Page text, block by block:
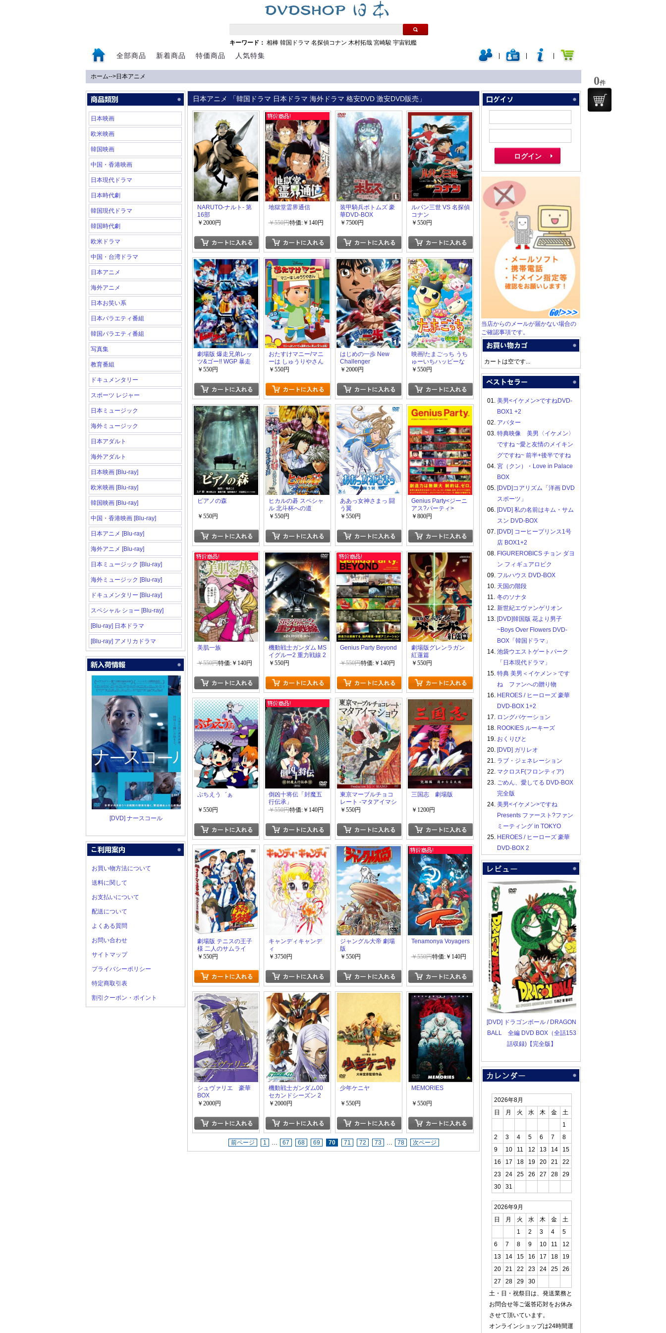
キーワード： 相棒 韓国ドラマ 名探偵コナン 木村拓哉 宮崎駿 宇宙戦艦
全部商品 新着商品 特価商品 人気特集
ホーム-->日本アニメ
日本映画
欧米映画
韓国映画
中国・香港映画
日本現代ドラマ
日本時代劇
韓国現代ドラマ
韓国時代劇
欧米ドラマ
中国・台湾ドラマ
日本アニメ
海外アニメ
日本お笑い系
日本バラエティ番組
韓国バラエティ番組
写真集
教育番組
ドキュメンタリー
スポーツ レジャー
日本ミュージック
海外ミュージック
日本アダルト
海外アダルト
日本映画 [Blu-ray]
欧米映画 [Blu-ray]
韓国映画 [Blu-ray]
中国・香港映画 [Blu-ray]
日本アニメ [Blu-ray]
海外アニメ [Blu-ray]
日本ミュージック [Blu-ray]
海外ミュージック [Blu-ray]
ドキュメンタリー [Blu-ray]
スペシャル ショー [Blu-ray]
[Blu-ray] 日本ドラマ
[Blu-ray] アメリカドラマ
[DVD] ナースコール
お買い物方法について
送料に関して
お支払いについて
配送について
よくある質問
お問い合わせ
サイトマップ
プライバシーポリシー
特定商取引表
割引クーポン・ポイント
日本アニメ 「韓国ドラマ 日本ドラマ 海外ドラマ 格安DVD 激安DVD販売」
NARUTO-ナルト- 第
16部
￥2000円
地獄堂霊界通信
￥550円特価:￥140円
装甲騎兵ボトムズ 豪
華DVD-BOX
￥7500円
ルパン三世 VS 名探偵
コナン
￥550円
劇場版 爆走兄弟レッ
ツ&ゴー!! WGP 暴走
ミニ四駆大追跡!
￥550円
おたすけマニー/マニ
ーは しゅうりやさん
￥550円
はじめの一歩 New
Challenger
￥2000円
映画!たまごっち うち
ゅーいちハッピーな
物語!?
￥550円
ピアノの森
￥550円
ヒカルの碁 スペシャ
ル 北斗杯への道
￥550円
ああっ女神さまっ 闘
う翼
￥550円
Genius Party<ジーニ
アス?パーティ>
￥800円
美肌一族
￥550円特価:￥140円
機動戦士ガンダム MS
イグルー2 重力戦線 2
￥550円
Genius Party Beyond
￥550円特価:￥140円
劇場版グレンラガン
紅蓮篇
￥550円
ぷちえう゛ぁ
￥550円
倒凶十将伝「封魔五
行伝承」
￥550円特価:￥140円
東京マーブルチョコ
レート -マタアイマシ
ョウ-
￥550円
三国志 劇場版
￥1200円
劇場版 テニスの王子
様 二人のサムライ
￥550円
キャンディキャンデ
ィ
￥3750円
ジャングル大帝 劇場
版
￥550円
Tenamonya Voyagers
￥550円特価:￥140円
シュヴァリエ 豪華
BOX
￥2000円
機動戦士ガンダム00
セカンドシーズン 2
￥2000円
少年ケニヤ
￥550円
MEMORIES
￥550円
前ページ 1 … 67 68 69 70 71 72 73 … 78 次ページ
当店からのメールが届かない場合の
ご確認事項です。
カートは空です...
01. 美男<イケメン>ですねDVD-
BOX1 +2
02. アバター
03. 特典映像 美男〈イケメン〉
ですね ~愛と友情のメイキン
グですね~ 前半+後半ですね
04. 宮（クン）・Love in Palace
BOX
05. [DVD]コアリズム「洋画 DVD
スポーツ」
06. [DVD] 私の名前はキム・サム
スン DVD-BOX
07. [DVD] コーヒープリンス1号
店 BOX1+2
08. FIGUREROBICS チョン ダヨ
ン フィギュアロビク
09. フルハウス DVD-BOX
10. 天国の階段
11. 冬のソナタ
12. 新世紀エヴァンゲリオン
13. [DVD]韓国版 花より男子
~Boys Over Flowers DVD-
BOX「韓国ドラマ」
14. 池袋ウエストゲートパーク
「日本現代ドラマ」
15. 特典 美男＜イケメン＞です
ね ファンへの贈り物
16. HEROES / ヒーローズ 豪華
DVD-BOX 1+2
17. ロングバケーション
18. ROOKIES ルーキーズ
19. おくりびと
20. [DVD] ガリレオ
21. ラブ・ジェネレーション
22. マクロスF(フロンティア)
23. ごめん、愛してる DVD-BOX
完全版
24. 美男<イケメン>ですね
Presents ファースト?ファン
ミーティング in TOKYO
25. HEROES / ヒーローズ 豪華
DVD-BOX 2
[DVD] ドラゴンボール / DRAGON
BALL 全編 DVD BOX（全話153
話収録)【完全版】
2026年8月
日
月 火 水 木 金
土
1
2
3 4 5 6 7
8
9
10 11 12 13 14
15
16
17 18 19 20 21
22
23
24 25 26 27 28
29
30
31
2026年9月
日
月 火 水 木 金
土
1
2 3 4
5
6
7 8 9 10 11
12
13
14 15 16 17 18
19
20
21 22 23 24 25
26
27
28 29
30
土・日・祝祭日は、発送業務と
お問合せ等ご返答応対をお休み
させて頂いています。
オンラインショップは24時間運
0件
0